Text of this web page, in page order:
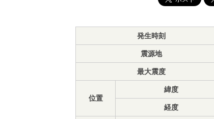
発生時刻
震源地
最大震度
位置
緯度
経度